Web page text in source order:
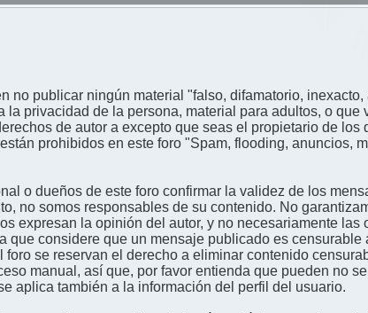
no publicar ningún material "falso, difamatorio,
privacidad de la persona, material para adultos, o
de autor a excepto que seas el propietario de
prohibidos en este foro "Spam, flooding, anuncios,
o dueños de este foro confirmar la validez de los
no somos responsables de su contenido. No
expresan la opinión del autor, y no necesariamente las
que considere que un mensaje publicado es
se reservan el derecho a eliminar contenido
manual, así que, por favor entienda que pueden no
aplica también a la información del perfil del usuario.